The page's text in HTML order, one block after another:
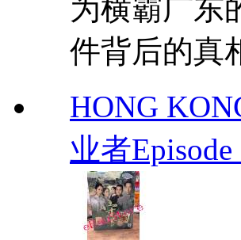
为横霸广东
件背后的真
HONG
业者